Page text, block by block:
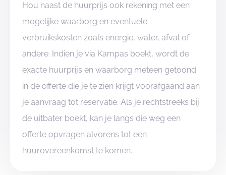
Hou naast de huurprijs ook rekening met een
mogelijke waarborg en eventuele
verbruikskosten zoals energie, water, afval of
andere. Indien je via Kampas boekt, wordt de
exacte huurprijs en waarborg meteen getoond
in de offerte die je te zien krijgt voorafgaand aan
je aanvraag tot reservatie. Als je rechtstreeks bij
de uitbater boekt, kan je langs die weg een
offerte opvragen alvorens tot een
huurovereenkomst te komen.